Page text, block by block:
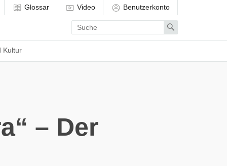
Kultur
Glossar Video Benutzerkonto
Enter
search
term
Search
– Der